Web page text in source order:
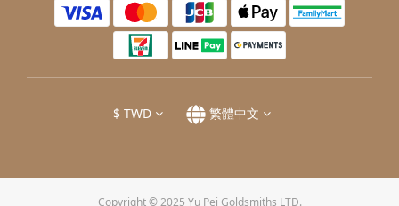
$ TWD 繁體中文
Copyright © 2025 Yu Pei Goldsmiths LTD.